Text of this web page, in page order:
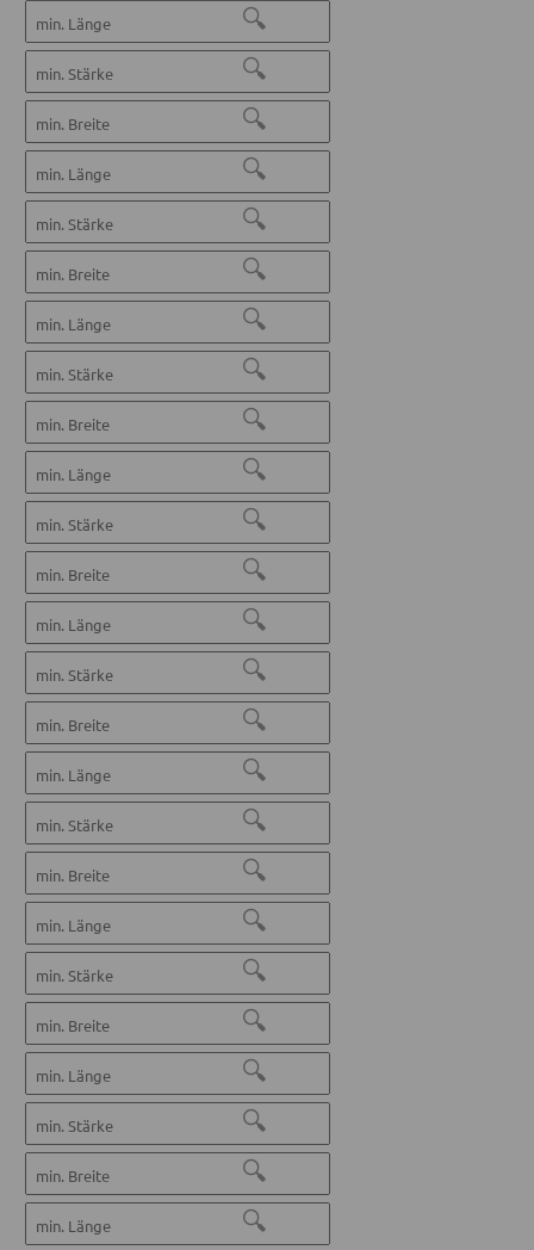
🔍
🔍
🔍
🔍
🔍
🔍
🔍
🔍
🔍
🔍
🔍
🔍
🔍
🔍
🔍
🔍
🔍
🔍
🔍
🔍
🔍
🔍
🔍
🔍
🔍